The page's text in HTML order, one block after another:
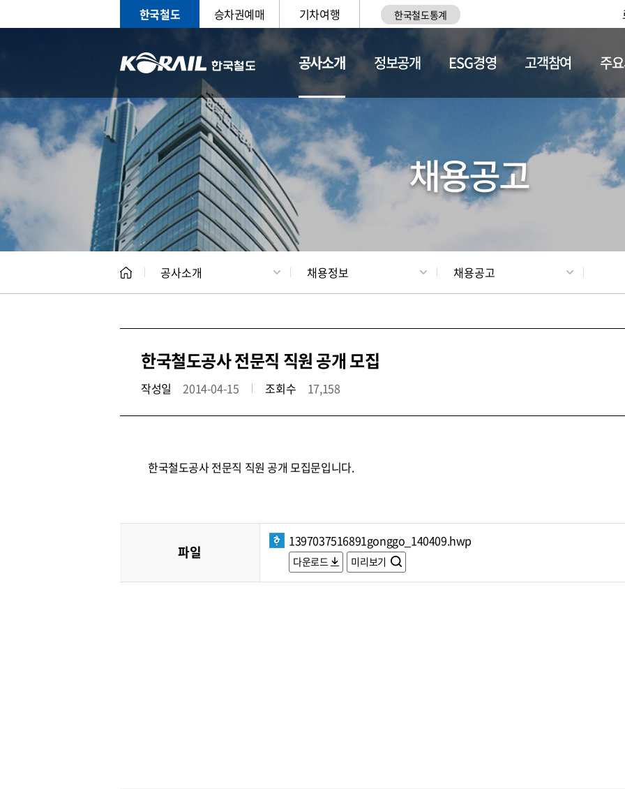
한국철도 승차권예매 기차여행 한국철도통계
공사소개
CEO 일반현황 채용정보
정보공개 ESG경영 고객참여 주
채용공고
공사소개 채용정보 채용공고
한국철도공사 전문직 직원 공개 모집
작성일 2014-04-15 조회수 17,158
한국철도공사 전문직 직원 공개 모집문입니다.
파일
1397037516891gonggo_140409.hwp
다운로드 미리보기